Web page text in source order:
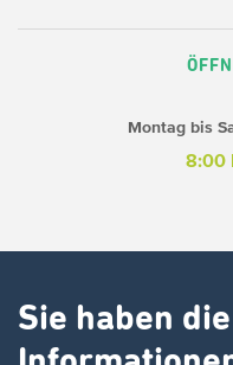
Montag bis
8:00
Sie haben